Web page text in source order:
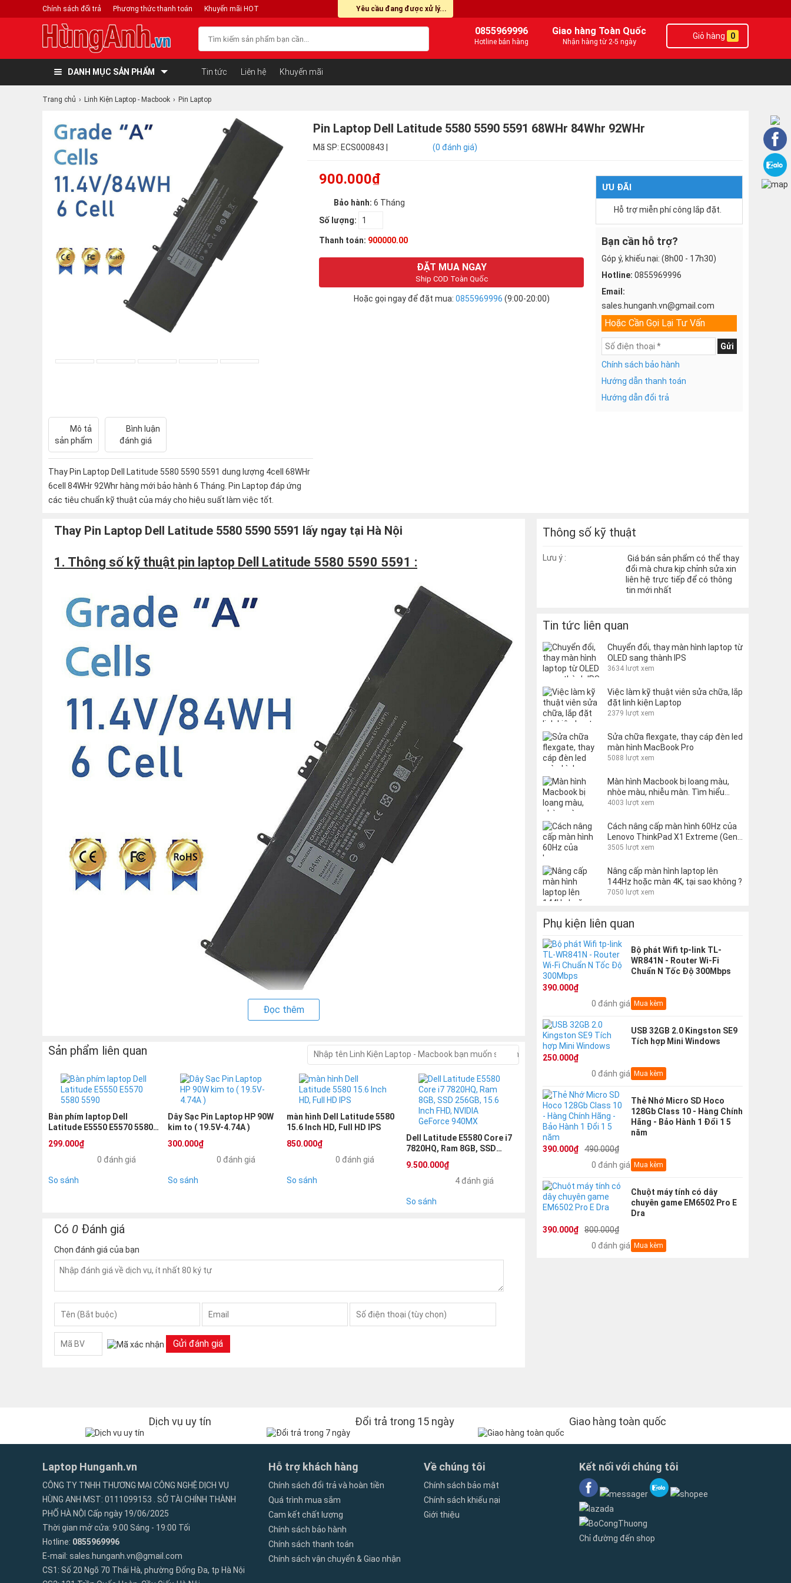
Chính sách đổi trả Phương thức thanh toán Khuyến mãi HOT
0855969996
Hotline bán hàng
Giao hàng Toàn Quốc
Nhận hàng từ 2-5 ngày
Giỏ hàng 0
DANH MỤC SẢN PHẨM Tin tức Liên hệ Khuyến mãi
Trang chủ Linh Kiện Laptop - Macbook Pin Laptop
Mô tả
sản phẩm
Bình luận
đánh giá
Thay Pin Laptop Dell Latitude 5580 5590 5591 dung lượng 4cell 68WHr
6cell 84WHr 92Whr hàng mới bảo hành 6 Tháng. Pin Laptop đáp ứng
các tiêu chuẩn kỹ thuật của máy cho hiệu suất làm việc tốt.
Pin Laptop Dell Latitude 5580 5590 5591 68WHr 84Whr 92WHr
Mã SP: ECS000843 | (0 đánh giá)
900.000₫
Bảo hành: 6 Tháng
Số lượng:
Thanh toán: 900000.00
ĐẶT MUA NGAY
Ship COD Toàn Quốc
Hoặc gọi ngay để đặt mua: 0855969996 (9:00-20:00)
ƯU ĐÃI
Hỗ trợ miễn phí công lắp đặt.
Bạn cần hỗ trợ?
Góp ý, khiếu nại: (8h00 - 17h30)
Hotline: 0855969996
Email:
sales.hunganh.vn@gmail.com
Hoặc Cần Gọi Lại Tư Vấn
Gửi
Chính sách bảo hành
Hướng dẫn thanh toán
Hướng dẫn đổi trả
Thay Pin Laptop Dell Latitude 5580 5590 5591 lấy ngay tại Hà Nội
1. Thông số kỹ thuật pin laptop Dell Latitude 5580 5590 5591 :
Hãng sản xuất:Dell
: Li-ion 4 cell 6 cell
Điện áp Pin: 7.4V 7.6V
Dung lượng Pin: 62Wh 84Wh
Màu sắc: Đen
Tình trạng Pin : Mới 100%, hàng ZIN
Tương thích với các model:
Pin Laptop Dell Latitude 5580 5590 5591
✅ Giá pin Laptop Dell Latitude 5580 5590 5591 4cell 68WHr :
✅ Giá pin Laptop Dell Latitude 5580 5590 5591 6cell 92WHr :
2. Các trường hợp bị lỗi pin và cách test pin laptop
Cách test pin
: bạn có thể tes pin bằng phần mềm như BatteryMon hoặc các test chuẩn nhất là cho máy chạy
thực tế.
laptop không sạc được pin có thể do pin, do sạc, hoặc bo mạch bị lỗi :
không sử dụng được, rút sạc ra là tắt dù vẫn còn % pin,pin laptop còn 0% ko thể sạc lên % được, chạy bằng
sạc thì được chạy bằng pin thì bật ko lên hoặc chạy bằng pin thì được chạy bằng sạc thì máy ko lên... Trong
những trường hợp này vui lòng mang qua Shop để kỹ thuật kiểm tra trực tiếp.
3. Vui lòng đọc kỹ hướng dẫn trước khi sử dụng pin cho Laptop Dell Latitude
5580 5590 5591 4cell 62WHr 6cell 84WHr
Vui lòng xả pin Dell Latitude 5580 5590 5591 mới mua xuống ~10% sau đó sạc đầy và sử dụng liên tục 3
lần đầu tiên ( 3 chu kỳ sạc / xả đầu tiên rất quan trọng để có hiệu suất tối đa )
Nếu chỉ dùng điện từ sạc trực tiếp một thời gian dài, vui lòng tháo pin Dell Latitude 5580 5590 5591 khỏi
Đọc thêm
Sản phẩm liên quan
Bàn phím laptop Dell
Latitude E5550 E5570 5580
5590
299.000₫
0 đánh giá
So sánh
Dây Sạc Pin Laptop HP 90W
kim to ( 19.5V-4.74A )
300.000₫
0 đánh giá
So sánh
màn hình Dell Latitude 5580
15.6 Inch HD, Full HD IPS
850.000₫
0 đánh giá
So sánh
Dell Latitude E5580 Core i7
7820HQ, Ram 8GB, SSD
256GB, 15.6 Inch FHD, NVIDIA
GeForce 940MX
9.500.000₫
4 đánh giá
So sánh
Có 0 Đánh giá
Chọn đánh giá của bạn
Gửi đánh giá
Thông số kỹ thuật
Lưu ý :
Giá bán sản phẩm có thể thay
đổi mà chưa kịp chỉnh sửa xin
liên hệ trực tiếp để có thông
tin mới nhất
Tin tức liên quan
Chuyển đổi, thay màn hình laptop từ
OLED sang thành IPS
3634 lượt xem
Việc làm kỹ thuật viên sửa chữa, lắp
đặt linh kiện Laptop
2379 lượt xem
Sửa chữa flexgate, thay cáp đèn led
màn hình MacBook Pro
5088 lượt xem
Màn hình Macbook bị loang màu,
nhòe màu, nhiễu màn. Tìm hiểu
nguyên nhân và cách khắc phục
4003 lượt xem
Cách nâng cấp màn hình 60Hz của
Lenovo ThinkPad X1 Extreme (Gen
1 và 2) lên 144Hz
3505 lượt xem
Nâng cấp màn hình laptop lên
144Hz hoặc màn 4K, tại sao không ?
7050 lượt xem
Phụ kiện liên quan
Bộ phát Wifi tp-link TL-
WR841N - Router Wi-Fi
Chuẩn N Tốc Độ 300Mbps
390.000₫
0 đánh giá
Mua kèm
USB 32GB 2.0 Kingston SE9
Tích hợp Mini Windows
250.000₫
0 đánh giá
Mua kèm
Thẻ Nhớ Micro SD Hoco
128Gb Class 10 - Hàng Chính
Hãng - Bảo Hành 1 Đổi 1 5
năm
390.000₫
490.000₫
0 đánh giá
Mua kèm
Chuột máy tính có dây
chuyên game EM6502 Pro E
Dra
390.000₫
800.000₫
0 đánh giá
Mua kèm
Dịch vụ uy tín Đổi trả trong 15 ngày Giao hàng toàn quốc
Laptop Hunganh.vn
CÔNG TY TNHH THƯƠNG MẠI CÔNG NGHỆ DỊCH VỤ
HÙNG ANH MST: 0111099153 . SỞ TÀI CHÍNH THÀNH
PHỐ HÀ NỘI Cấp ngày 19/06/2025
Thời gian mở cửa: 9:00 Sáng - 19:00 Tối
Hotline: 0855969996
E-mail: sales.hunganh.vn@gmail.com
CS1: Số 20 Ngõ 70 Thái Hà, phường Đống Đa, tp Hà Nội
Hỗ trợ khách hàng
Chính sách đổi trả và hoàn tiền
Quá trình mua sắm
Cam kết chất lượng
Chính sách bảo hành
Chính sách thanh toán
Chính sách vận chuyển & Giao nhận
Về chúng tôi
Chính sách bảo mật
Chính sách khiếu nại
Giới thiệu
Kết nối với chúng tôi
Chỉ đường đến shop
Yêu cầu đang được xử lý...